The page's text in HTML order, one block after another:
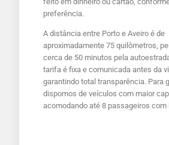
preferência.
A distância entre Porto e Aveiro é de
aproximadamente 75 quilômetros,
cerca de 50 minutos pela
tarifa é fixa e comunicada antes da
garantindo total transparência. Para
dispomos de veículos com maior
acomodando até 8 passageiros com